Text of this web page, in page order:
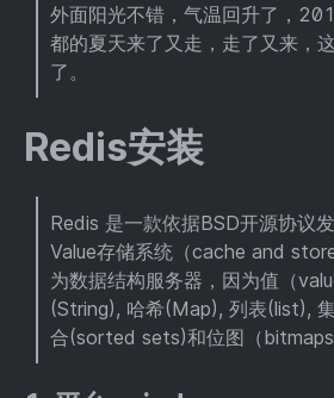
外面阳光不错，气温回升了，
都的夏天来了又走，走了又来，
了。
Redis安装
Redis 是一款依据BSD开源协议
Value存储系统（cache and
为数据结构服务器，因为值（
(String), 哈希(Map), 列表(list),
合(sorted sets)和位图（bitmaps